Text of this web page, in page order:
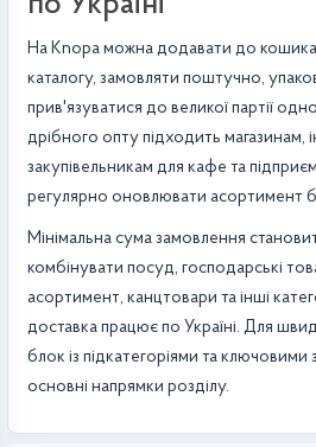
На Knopa можна додавати до кошика
каталогу, замовляти поштучно,
прив'язуватися до великої партії
дрібного опту підходить магазинам,
закупівельникам для кафе та
регулярно оновлювати асортимент
Мінімальна сума замовлення
комбінувати посуд, господарські
асортимент, канцтовари та інші
доставка працює по Україні. Для
блок із підкатегоріями та ключовими
основні напрямки розділу.